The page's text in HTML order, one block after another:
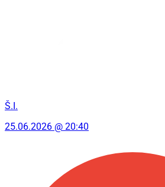
Š.I.
25.06.2026 @ 20:40